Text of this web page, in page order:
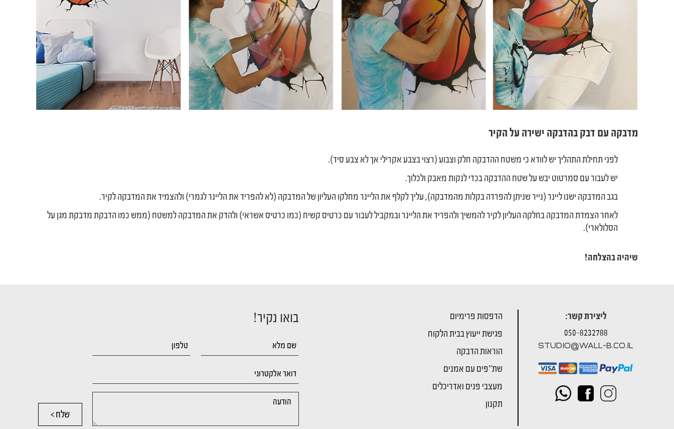
מדבקה עם דבק בהדבקה ישירה על הקיר
לפני תחילת התהליך יש לוודא כי משטח ההדבקה חלק וצבוע (רצוי בצבע אקרילי אך לא צבע סיד).
יש לעבור עם סמרטוט יבש על שטח ההדבקה בכדי לנקות מאבק ולכלוך.
בגב המדבקה ישנו ליינר (נייר שניתן להפרדה בקלות מהמדבקה), עליך לקלף את הליינר מחלקו העליון של המדבקה (לא להפריד את הליינר לגמרי) ולהצמיד את המדבקה לקיר.
לאחר הצמדת המדבקה בחלקה העליון לקיר להמשיך ולהפריד את הליינר ובמקביל לעבור עם כרטיס קשיח (כמו כרטיס אשראי) ולהדק את המדבקה למשטח (ממש כמו הדבקת מדבקת מגן על
הסלולארי).
שיהיה בהצלחה!
ליצירת קשר:
050-8232788
STUDIO@WALL-B.CO.IL
הדפסות פרימיום
פגישת ייעוץ בבית הלקוח
הוראות הדבקה
שת"פים עם אמנים
מעצבי פנים ואדריכלים
תקנון
בואו נקיר!
שלח >